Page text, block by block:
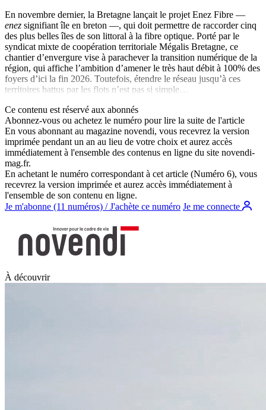
En novembre dernier, la Bretagne lançait le projet Enez Fibre —
enez signifiant île en breton —, qui doit permettre de raccorder cinq
des plus belles îles de son littoral à la fibre optique. Porté par le
syndicat mixte de coopération territoriale Mégalis Bretagne, ce
chantier d’envergure vise à parachever la transition numérique de la
région, qui affiche l’ambition d’amener le très haut débit à 100% des
foyers d’ici la fin 2026. Toutefois, étendre le réseau jusqu’à ces
territoires battus par les flots n’est pas si simple…
Ce contenu est réservé aux abonnés
Abonnez-vous ou achetez le numéro pour lire la suite de l'article
En vous abonnant au magazine novendi, vous recevrez la version
imprimée pendant un an au lieu de votre choix et aurez accès
immédiatement à l'ensemble des contenus en ligne du site novendi-
mag.fr.
En achetant le numéro correspondant à cet article (Numéro 6), vous
recevrez la version imprimée et aurez accès immédiatement à
l'ensemble de son contenu en ligne.
Je m'abonne (11 numéros) / J'achète ce numéro Je me connecte
À découvrir